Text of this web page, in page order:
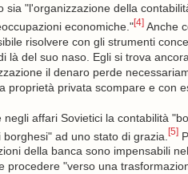
"l'organizzazione della
economiche."[4]Anche
risolvere con gli strumenti
là del suo naso. Egli si trova
il denaro perde
privata scompare e con
affari Sovietici la contabilità
ad uno stato di grazia. [5]
della banca sono impensabili
procedere "verso una